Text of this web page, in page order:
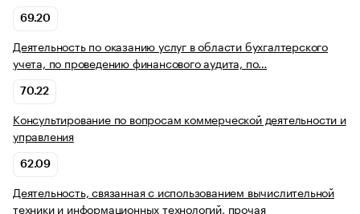
69.20
Деятельность по оказанию услуг в области бухгалтерского
учета, по проведению финансового аудита, по…
70.22
Консультирование по вопросам коммерческой деятельности и
управления
62.09
Деятельность, связанная с использованием вычислительной
техники и информационных технологий, прочая